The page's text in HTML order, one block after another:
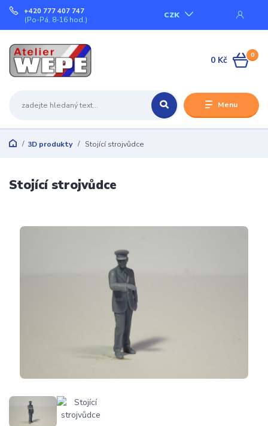
Menu
CZK
+420 777 407 747
(Po-Pá, 8-16 hod.)
0
0 Kč
3D produkty Stojící strojvůdce
Stojící strojvůdce